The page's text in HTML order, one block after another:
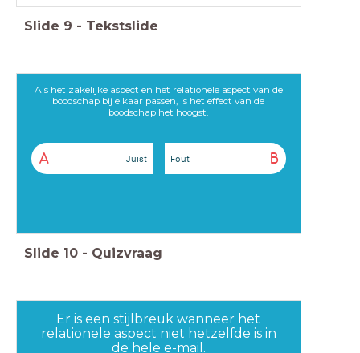
Slide 9 - Tekstslide
Als het zakelijke aspect en het relationele aspect van de
boodschap bij elkaar passen, is het effect van de
boodschap het hoogst.
A Juist B
Fout
Slide 10 - Quizvraag
Er is een stijlbreuk wanneer het
relationele aspect niet hetzelfde is in
de hele e-mail.